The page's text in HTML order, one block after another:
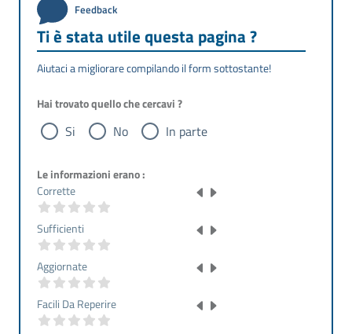
Feedback
Ti è stata utile questa pagina ?
Aiutaci a migliorare compilando il form sottostante!
Hai trovato quello che cercavi ?
Si No In parte
Le informazioni erano :
Corrette
Sufficienti
Aggiornate
Facili Da Reperire